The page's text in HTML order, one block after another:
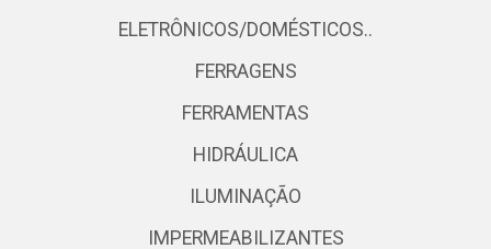
ELETRÔNICOS/DOMÉSTICOS..
FERRAGENS
FERRAMENTAS
HIDRÁULICA
ILUMINAÇÃO
IMPERMEABILIZANTES